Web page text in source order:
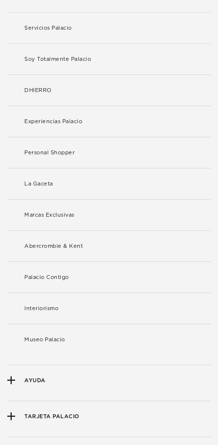
Servicios Palacio
Soy Totalmente Palacio
DHIERRO
Experiencias Palacio
Personal Shopper
La Gaceta
Marcas Exclusivas
Abercrombie & Kent
Palacio Contigo
Interiorismo
Museo Palacio
AYUDA
TARJETA PALACIO